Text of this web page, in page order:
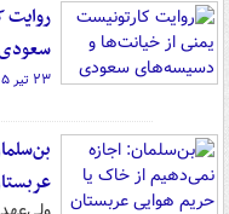
روایت
۲۳ تیر ۰۵ - ۰۹:۵۵